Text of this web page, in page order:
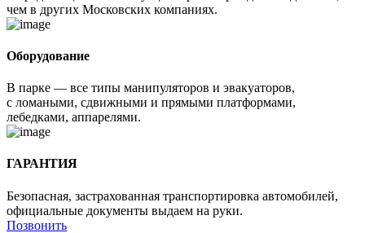
чем в других Московских компаниях.
Оборудование
В парке — все типы манипуляторов и эвакуаторов,
с ломаными, сдвижными и прямыми платформами,
лебедками, аппарелями.
ГАРАНТИЯ
Безопасная, застрахованная транспортировка автомобилей,
официальные документы выдаем на руки.
Позвонить